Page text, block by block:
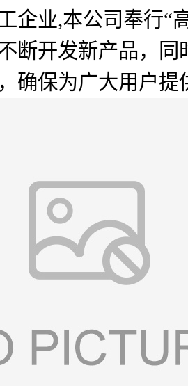
企业,本公司奉行“
断开发新产品，
确保为广大用户